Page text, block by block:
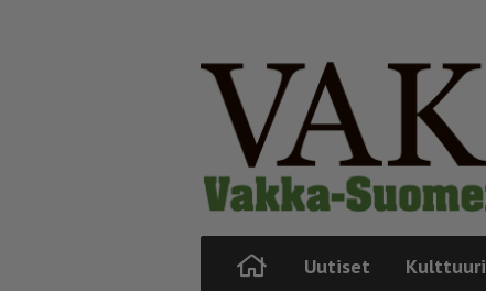
Uutiset Kulttuuri